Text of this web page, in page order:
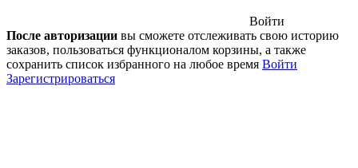
Войти
После авторизации вы сможете отслеживать свою историю
заказов, пользоваться функционалом корзины, а также
сохранить список избранного на любое время Войти
Зарегистрироваться